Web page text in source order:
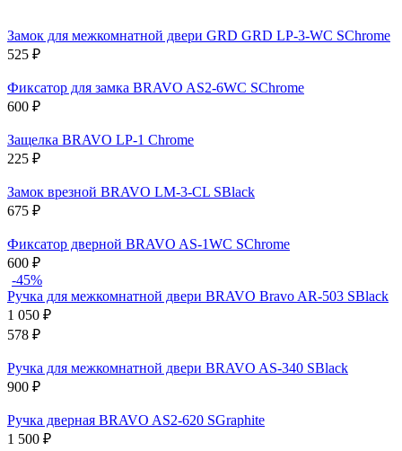
Замок для межкомнатной двери GRD GRD LP-3-WC SChrome
525 ₽
Фиксатор для замка BRAVO AS2-6WC SChrome
600 ₽
Защелка BRAVO LP-1 Chrome
225 ₽
Замок врезной BRAVO LM-3-CL SBlack
675 ₽
Фиксатор дверной BRAVO AS-1WC SChrome
600 ₽
-45%
Ручка для межкомнатной двери BRAVO Bravo AR-503 SBlack
1 050 ₽
578 ₽
Ручка для межкомнатной двери BRAVO AS-340 SBlack
900 ₽
Ручка дверная BRAVO AS2-620 SGraphite
1 500 ₽